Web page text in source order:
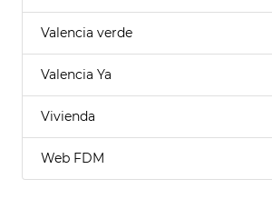
Valencia verde
Valencia Ya
Vivienda
Web FDM